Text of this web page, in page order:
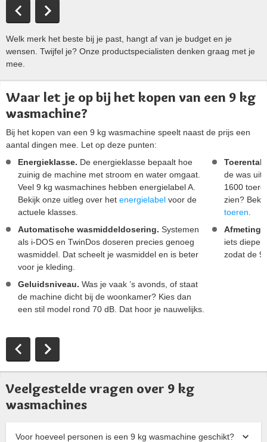
Welk merk het beste bij je past, hangt af van je budget en je
wensen. Twijfel je? Onze productspecialisten denken graag met je
mee.
Waar let je op bij het kopen van een 9 kg
wasmachine?
Bij het kopen van een 9 kg wasmachine speelt naast de prijs een
aantal dingen mee. Let op deze punten:
Energieklasse. De energieklasse bepaalt hoe
zuinig de machine met stroom en water omgaat.
Veel 9 kg wasmachines hebben energielabel A.
Bekijk onze uitleg over het energielabel voor de
actuele klasses.
Automatische wasmiddeldosering. Systemen
als i-DOS en TwinDos doseren precies genoeg
wasmiddel. Dat scheelt je wasmiddel en is beter
voor je kleding.
Geluidsniveau. Was je vaak ’s avonds, of staat
de machine dicht bij de woonkamer? Kies dan
een stil model rond 70 dB. Dat hoor je nauwelijks.
Toerental.
de was uit
1600
zien?
toeren
iets
zodat de 9
Veelgestelde vragen over 9 kg
wasmachines
Voor hoeveel personen is een 9 kg wasmachine geschikt?